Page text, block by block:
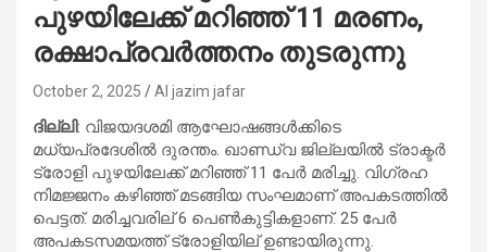
പുഴയിലേക്ക് മറിഞ്ഞ് 11 മരണം,
രക്ഷാപ്രവര്‍ത്തനം തുടരുന്നു
October 2, 2025 Al jazim jafar
ദില്ലി: വിജയദശമി ആഘോഷങ്ങൾക്കിടെ
മധ്യപ്രദേശിൽ ദുരന്തം. ഖാണ്ഡ്വ ജില്ലയിൽ ട്രാക്ടർ
ട്രോളി പുഴയിലേക്ക് മറിഞ്ഞ് 11 പേര്‍ മരിച്ചു. വിഗ്രഹ
നിമജ്ജനം കഴിഞ്ഞ് മടങ്ങിയ സംഘമാണ് അപകടത്തിൽ
പെട്ടത്. മരിച്ചവരില് 6 പെൺകുട്ടികളാണ്. 25 പേർ
അപകടസമയത്ത് ട്രോളിയില് ഉണ്ടായിരുന്നു.